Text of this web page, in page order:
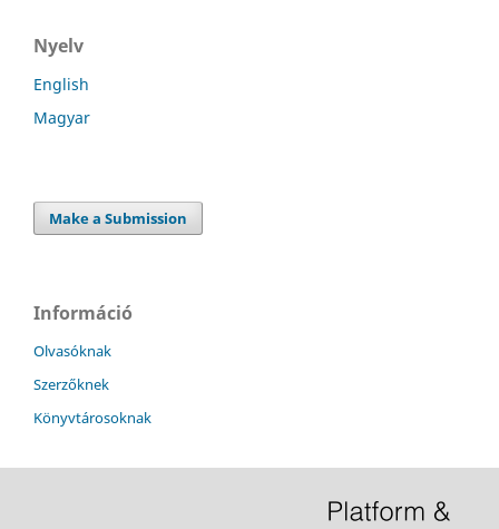
Nyelv
English
Magyar
Make a Submission
Információ
Olvasóknak
Szerzőknek
Könyvtárosoknak